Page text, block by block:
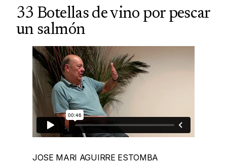
33 Botellas de vino por pescar
un salmón
JOSE MARI AGUIRRE ESTOMBA